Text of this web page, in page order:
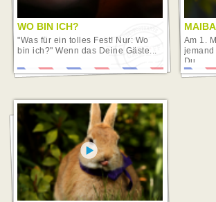
WO BIN ICH?
"Was für ein tolles Fest! Nur: Wo
bin ich?" Wenn das Deine Gäste...
Am 1.
Du...